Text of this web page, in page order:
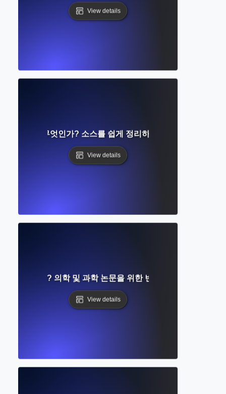
View details
트웨어란 무엇인가? 소스를 쉽게 정리하고, 인용하며, 공유하
View details
란 무엇인가? 의학 및 과학 논문을 위한 번호 매기기 참고 문헌
View details